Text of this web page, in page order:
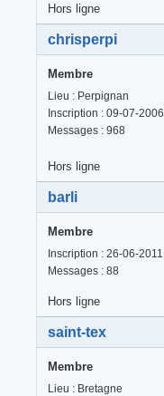
Hors ligne
chrisperpi
Membre
Lieu : Perpignan
Inscription : 09-07-2006
Messages : 968
Hors ligne
barli
Membre
Inscription : 26-06-2011
Messages : 88
Hors ligne
saint-tex
Membre
Lieu : Bretagne